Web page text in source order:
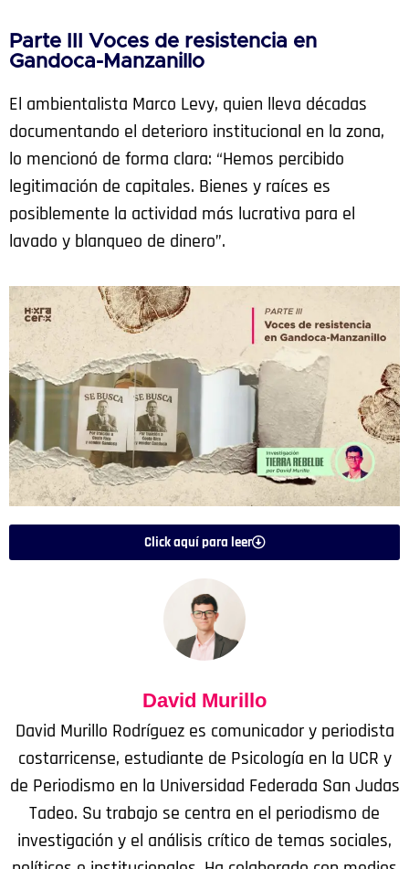
Parte III Voces de resistencia en
Gandoca-Manzanillo
El ambientalista Marco Levy, quien lleva décadas
documentando el deterioro institucional en la zona,
lo mencionó de forma clara: “Hemos percibido
legitimación de capitales. Bienes y raíces es
posiblemente la actividad más lucrativa para el
lavado y blanqueo de dinero”.
Click aquí para leer
David Murillo
David Murillo Rodríguez es comunicador y periodista
costarricense, estudiante de Psicología en la UCR y
de Periodismo en la Universidad Federada San Judas
Tadeo. Su trabajo se centra en el periodismo de
investigación y el análisis crítico de temas sociales,